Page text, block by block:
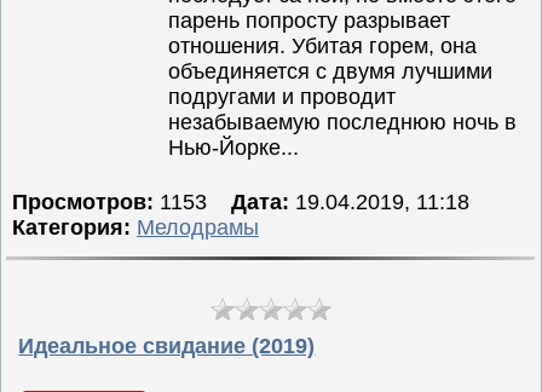
парень попросту разрывает
отношения. Убитая горем, она
объединяется с двумя лучшими
подругами и проводит
незабываемую последнюю ночь в
Нью-Йорке...
Просмотров: 1153 Дата: 19.04.2019, 11:18
Категория: Мелодрамы
Идеальное свидание (2019)